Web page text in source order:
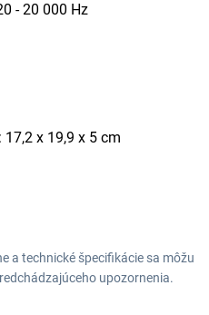
- 20 000 Hz
17,2 x 19,9 x 5 cm
a technické špecifikácie sa môžu
upozornenia.